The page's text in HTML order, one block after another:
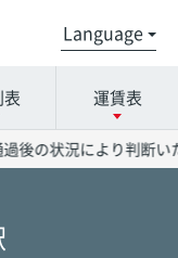
運賃表
の状況により判断い